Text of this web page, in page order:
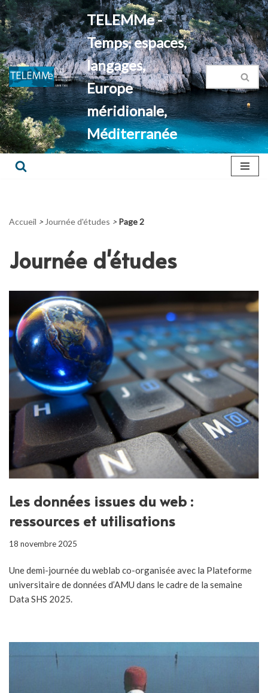
Aller
au
contenu
TELEMMe -
Temps, espaces,
langages,
Europe
méridionale,
Méditerranée
Accueil > Journée d'études > Page 2
Journée d'études
Les données issues du web :
ressources et utilisations
18 novembre 2025
Une demi-journée du weblab co-organisée avec la Plateforme
universitaire de données d’AMU dans le cadre de la semaine
Data SHS 2025.